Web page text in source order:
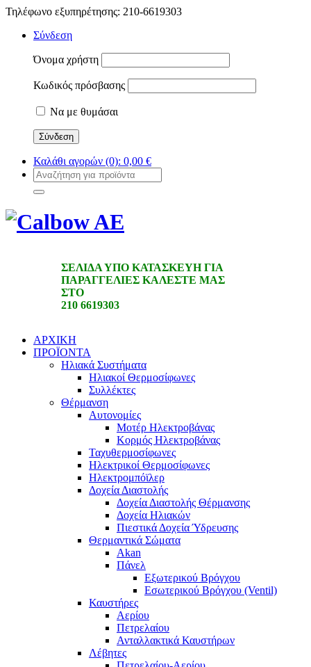
Τηλέφωνο εξυπηρέτησης: 210-6619303
Σύνδεση
Όνομα χρήστη
Κωδικός πρόσβασης
Να με θυμάσαι
Καλάθι αγορών (0): 0,00 €
ΣΕΛΙΔΑ ΥΠΟ ΚΑΤΑΣΚΕΥΗ ΓΙΑ
ΠΑΡΑΓΓΕΛΙΕΣ ΚΑΛΕΣΤΕ ΜΑΣ
ΣΤΟ
210 6619303
ΑΡΧΙΚΗ
ΠΡΟΪΟΝΤΑ
Ηλιακά Συστήματα
Ηλιακοί Θερμοσίφωνες
Συλλέκτες
Θέρμανση
Αυτονομίες
Μοτέρ Ηλεκτροβάνας
Κορμός Ηλεκτροβάνας
Ταχυθερμοσίφωνες
Ηλεκτρικοί Θερμοσίφωνες
Ηλεκτρομπόϊλερ
Δοχεία Διαστολής
Δοχεία Διαστολής Θέρμανσης
Δοχεία Ηλιακών
Πιεστικά Δοχεία Ύδρευσης
Θερμαντικά Σώματα
Akan
Πάνελ
Εξωτερικού Βρόγχου
Εσωτερικού Βρόγχου (Ventil)
Καυστήρες
Αερίου
Πετρελαίου
Ανταλλακτικά Καυστήρων
Λέβητες